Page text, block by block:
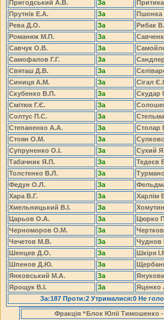
Пригодський А.В.
За
Прутнік Е.А.
За Пшонка
Рева Д.О.
За Рибак
Романюк М.П.
За
Савчук О.В.
За
Самофалов Г.Г.
За
Святаш Д.В.
За
Синиця А.М.
За Сігал
Скубенко В.П.
За Скудар
Смітюх Г.Є.
За
Солтус П.С.
За
Степаненко А.А.
За Столар
Стоян О.М.
За
Супруненко О.І.
За Сухий
Табачник Я.П.
За Тедеєв
Толстенко В.Л.
За
Федун О.Л.
За
Хара В.Г.
За Харлім
Хмельницький В.І.
За
Царьов О.А.
За Цюрко
Черноморов О.М.
За
Чечетов М.В.
За Чуднов
Шенцев Д.О.
За Шкіря
Шпенов Д.Ю.
За
Янковський М.А.
За
Ярощук В.І.
За Яценко
За:187 Проти:2 Утрималися:0 Не
Фракція “Блок Юлії Тимошенко